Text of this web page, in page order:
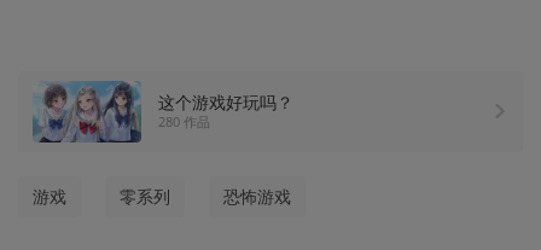
这个游戏好玩吗？
280 作品
游戏 零系列 恐怖游戏